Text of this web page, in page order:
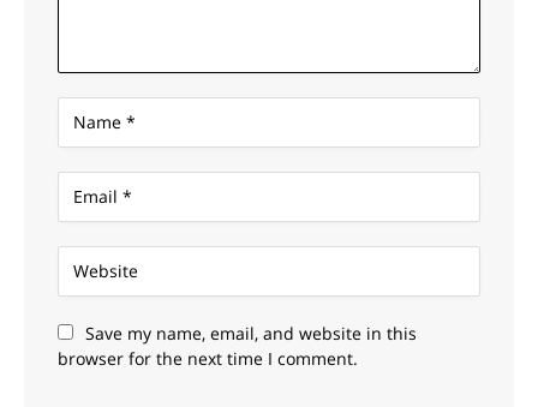
Save my name, email, and website in this
browser for the next time I comment.